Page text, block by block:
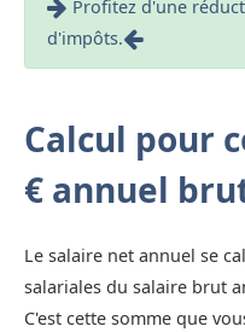
Profitez d'une
d'impôts.
Calcul pour
€ annuel
Le salaire net annuel se
salariales du salaire brut
C'est cette somme que